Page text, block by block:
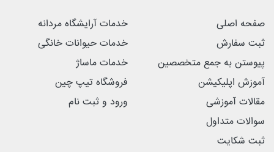
صفحه اصلی
ثبت سفارش
پیوستن به جمع متخصصین
آموزش اپلیکیشن
مقالات آموزشی
سوالات متداول
ثبت شکایت
خدمات آرایشگاه مردانه
خدمات حیوانات خانگی
خدمات ماساژ
فروشگاه تیپ چین
ورود و ثبت نام